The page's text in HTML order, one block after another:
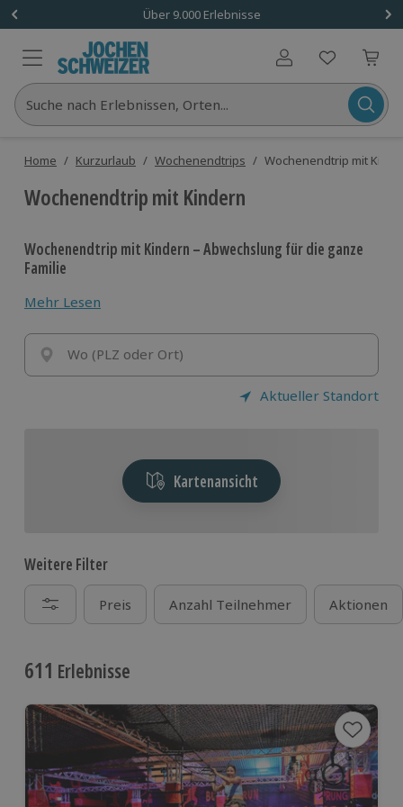
Über 9.000 Erlebnisse
Benutzerkonto
Suche nach Erlebnissen, Orten...
Home / Kurzurlaub / Wochenendtrips / Wochenendtrip mit
Wochenendtrip mit Kindern
Wochenendtrip mit Kindern – Abwechslung für die ganze
Familie
Mit Kindern zieht das Leben nur noch an einem
vorbei? Nichts da! Die Wochenendausflüge mit
Kindern bietenspannende Abwechslung für Groß
und Klein. Also schnapp dir den Nachwuchs und zieh
los insgemeinsame Familienabenteuer!
Mehr Lesen
Wo (PLZ oder Ort)
Aktueller Standort
Kartenansicht
Weitere Filter
Preis Anzahl Teilnehmer Aktionen
611 Erlebnisse